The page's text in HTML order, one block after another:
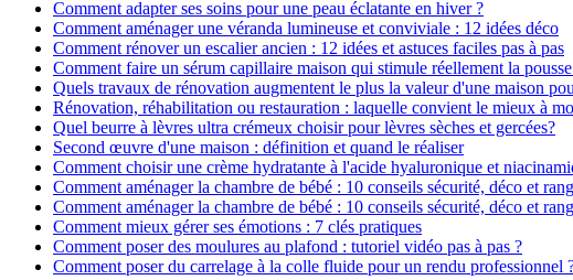
Comment adapter ses soins pour une peau éclatante en hiver ?
Comment aménager une véranda lumineuse et conviviale : 12 idées déco
Comment rénover un escalier ancien : 12 idées et astuces faciles pas à pas
Comment faire un sérum capillaire maison qui stimule réellement la
Quels travaux de rénovation augmentent le plus la valeur d'une maison
Rénovation, réhabilitation ou restauration : laquelle convient le mieux à
Quel beurre à lèvres ultra crémeux choisir pour lèvres sèches et gercées?
Second œuvre d'une maison : définition et quand le réaliser
Comment choisir une crème hydratante à l'acide hyaluronique et
Comment aménager la chambre de bébé : 10 conseils sécurité, déco et
Comment aménager la chambre de bébé : 10 conseils sécurité, déco et
Comment mieux gérer ses émotions : 7 clés pratiques
Comment poser des moulures au plafond : tutoriel vidéo pas à pas ?
Comment poser du carrelage à la colle fluide pour un rendu professionnel